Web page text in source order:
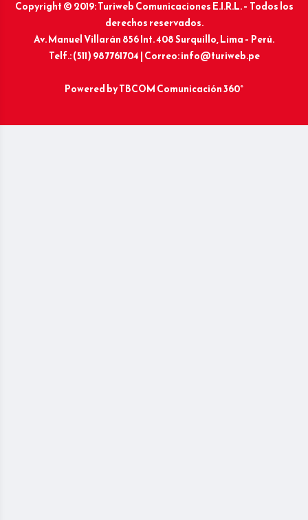
Copyright © 2019: Turiweb Comunicaciones E.I.R.L. – Todos los
derechos reservados.
Av. Manuel Villarán 856 Int. 408 Surquillo, Lima – Perú.
Telf.: (511) 987761704 | Correo: info@turiweb.pe
Powered byTBCOM Comunicación 360°